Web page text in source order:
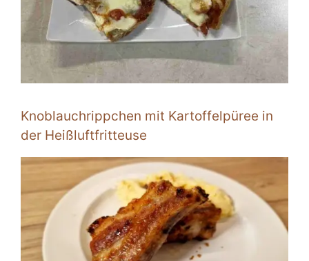
Knoblauchrippchen mit Kartoffelpüree in
der Heißluftfritteuse